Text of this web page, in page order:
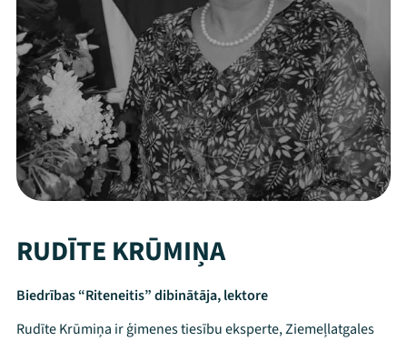
RUDĪTE KRŪMIŅA
Biedrības “Riteneitis” dibinātāja, lektore
Rudīte Krūmiņa ir ģimenes tiesību eksperte, Ziemeļlatgales